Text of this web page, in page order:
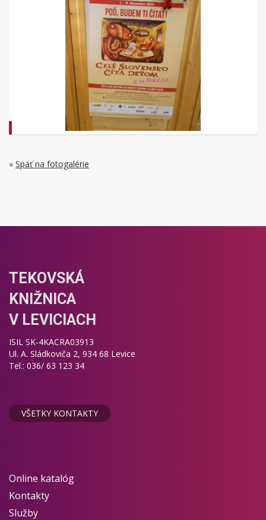
« Späť na fotogalérie
TEKOVSKÁ
KNIŽNICA
V LEVICIACH
ISIL SK-4KACRA03913
Ul. A. Sládkoviča 2, 934 68 Levice
Tel.: 036/ 63 123 34
VŠETKY KONTAKTY
Online katalóg
Kontakty
Služby